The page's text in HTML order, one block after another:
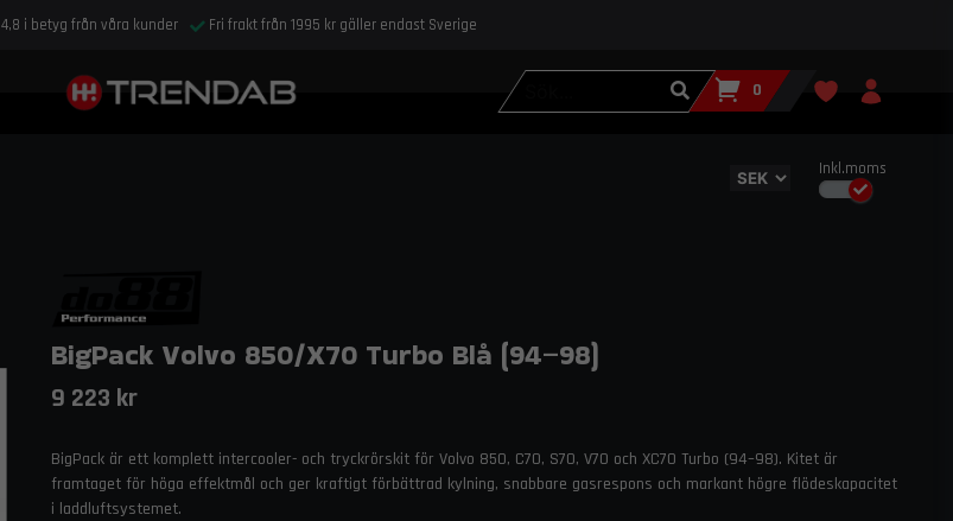
4,8 i betyg från våra kunder Fri frakt från 1995 kr gäller endast Sverige
Inkl.moms
0
BigPack Volvo 850/X70 Turbo Blå (94–98)
9 223 kr
BigPack är ett komplett intercooler- och tryckrörskit för Volvo 850, C70, S70, V70 och XC70 Turbo (94–98). Kitet är
framtaget för höga effektmål och ger kraftigt förbättrad kylning, snabbare gasrespons och markant högre flödeskapacitet
i laddluftsystemet.